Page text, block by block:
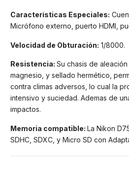
Características Especiales:
Micrófono externo, puerto HDMI,
Velocidad de Obturación: 1/8000.
Resistencia: Su chasis de
magnesio, y sellado hermético,
contra climas adversos, lo cual la
intensivo y suciedad. Ademas de
impactos.
Memoria compatible: La Nikon
SDHC, SDXC, y Micro SD con